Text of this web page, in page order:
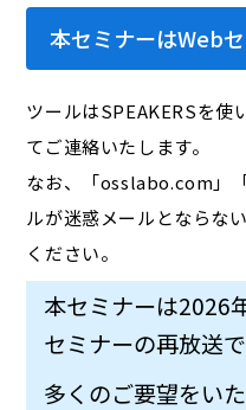
本セミナーはWebセ
ツールはSPEAKERSを使
てご連絡いたします。
なお、「osslabo.com」
ルが迷惑メールとならな
ください。
本セミナーは2026
セミナーの再放送で
多くのご要望をい